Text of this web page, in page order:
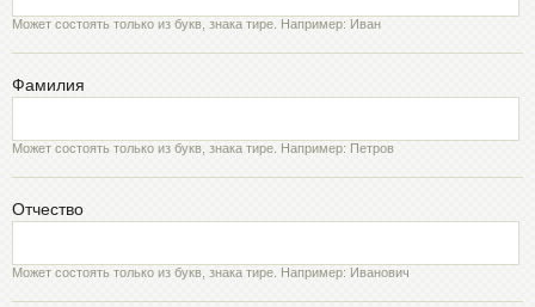
Может состоять только из букв, знака тире. Например: Иван
Фамилия
Может состоять только из букв, знака тире. Например: Петров
Отчество
Может состоять только из букв, знака тире. Например: Иванович